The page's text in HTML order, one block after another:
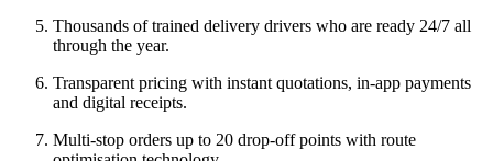
Thousands of trained delivery drivers who are ready 24/7 all
through the year.
Transparent pricing with instant quotations, in-app payments
and digital receipts.
Multi-stop orders up to 20 drop-off points with route